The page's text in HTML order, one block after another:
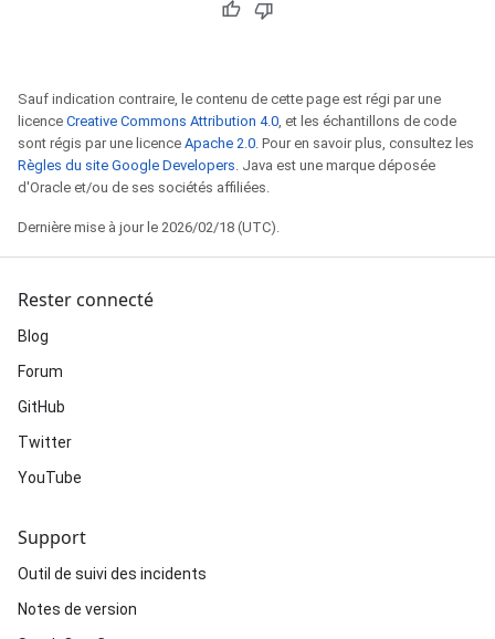
Sauf indication contraire, le contenu de cette page est régi par une
licence Creative Commons Attribution 4.0 , et les échantillons de code
sont régis par une licence Apache 2.0 . Pour en savoir plus, consultez les
Règles du site Google Developers . Java est une marque déposée
d'Oracle et/ou de ses sociétés affiliées.
Dernière mise à jour le 2026/02/18 (UTC).
Rester connecté
Blog
Forum
GitHub
Twitter
YouTube
Support
Outil de suivi des incidents
Notes de version